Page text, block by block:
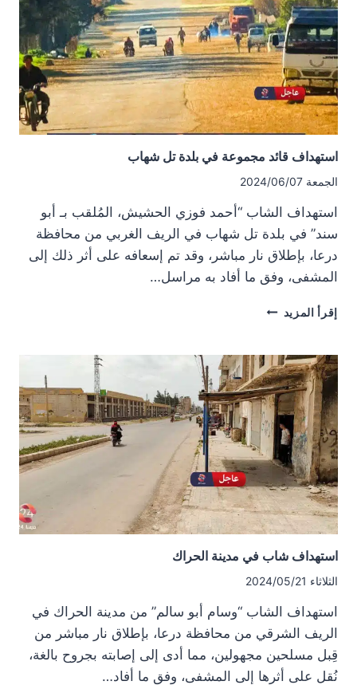
درعا
استهداف قائد مجموعة في بلدة تل شهاب
الجمعة 2024/06/07
استهداف الشاب “أحمد فوزي الحشيش، المُلقب بـ أبو
سند” في بلدة تل شهاب في الريف الغربي من محافظة
درعا، بإطلاق نار مباشر، وقد تم إسعافه على أثر ذلك إلى
المشفى، وفق ما أفاد به مراسل…
إقرأ المزيد استهداف
في
بلدة
تل
شهاب
استهداف شاب في مدينة الحراك
الثلاثاء 2024/05/21
استهداف الشاب “وسام أبو سالم” من مدينة الحراك في
الريف الشرقي من محافظة درعا، بإطلاق نار مباشر من
قِبل مسلحين مجهولين، مما أدى إلى إصابته بجروح بالغة،
نُقل على أثرها إلى المشفى، وفق ما أفاد…